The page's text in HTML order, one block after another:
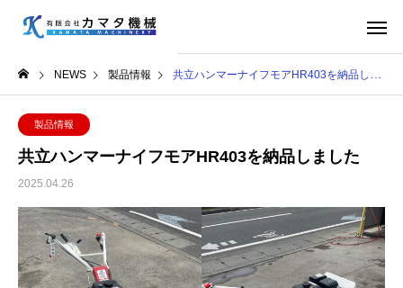
NEWS 製品情報 共立ハンマーナイフモアHR403を納品しました
製品情報
共立ハンマーナイフモアHR403を納品しました
2025.04.26